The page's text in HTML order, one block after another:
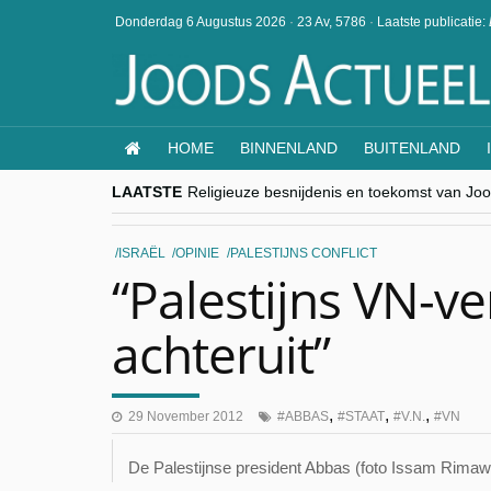
Donderdag 6 Augustus 2026 · 23 Av, 5786 · Laatste publicatie:
HOME BINNENLAND BUITENLAND
LAATSTE Religieuze besnijdenis en toekomst van
“Besnijdenisdebat toont hoe moeilijk
CITYTRIP | ROEMENIË – Boekarest: de
“Vandaag zit elke Jood in België op de
ISRAËL OPINIE PALESTIJNS CONFLICT
“Palestijns VN-
achteruit”
29 November 2012 ABBAS, STAAT, V.N. , VN
De Palestijnse president Abbas (foto Issam